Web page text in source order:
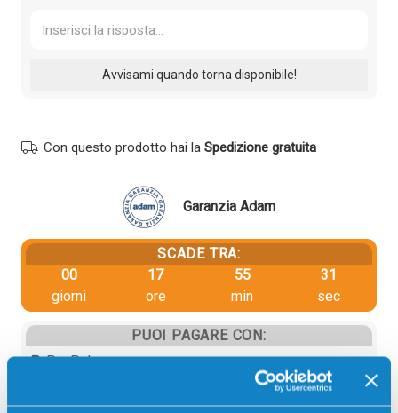
Con questo prodotto hai la Spedizione gratuita
Garanzia Adam
SCADE TRA:
00
giorni
17
ore
55
min
31
sec
PUOI PAGARE CON:
PayPal